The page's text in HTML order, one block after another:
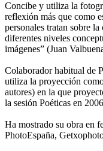
Concibe y utiliza la
reflexión más que como
personales tratan sobre
diferentes niveles
imágenes” (Juan
Colaborador habitual de
utiliza la proyección
autores) en la que
la sesión Poéticas en 2006
Ha mostrado su obra en
PhotoEspaña,